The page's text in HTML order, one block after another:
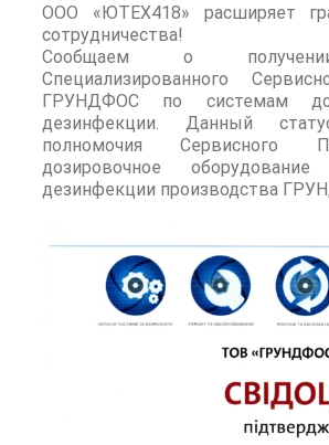
ООО «ЮТЕХ418» расширяет
сотрудничества!
Сообщаем о
Специализированного
ГРУНДФОС по системам
дезинфекции. Данный
полномочия Сервисного
дозировочное
дезинфекции производства